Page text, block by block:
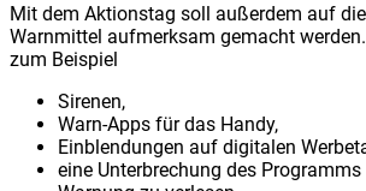
Mit dem Aktionstag soll außerdem auf
Warnmittel aufmerksam gemacht
zum Beispiel
Sirenen,
Warn-Apps für das Handy,
Einblendungen auf digitalen
eine Unterbrechung des